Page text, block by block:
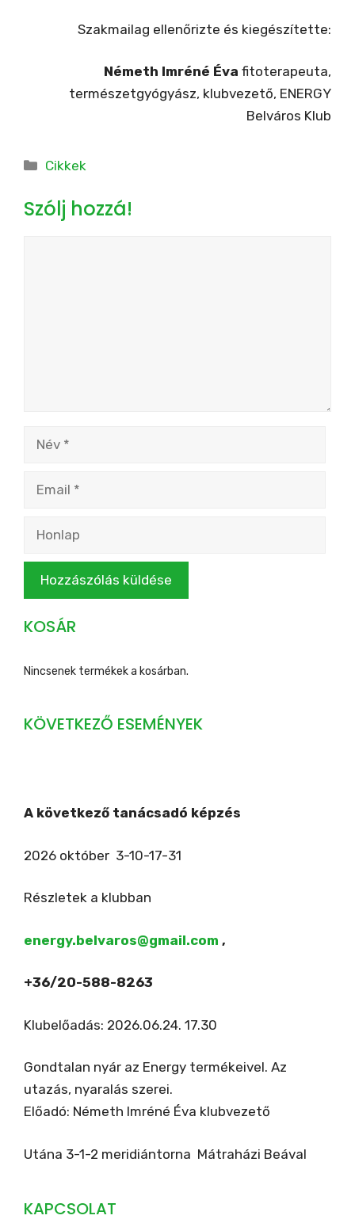
Szakmailag ellenőrizte és kiegészítette:
Németh Imréné Éva fitoterapeuta,
természetgyógyász, klubvezető, ENERGY
Belváros Klub
Kategória
Cikkek
Szólj hozzá!
Név
Email
Honlap
KOSÁR
Nincsenek termékek a kosárban.
KÖVETKEZŐ ESEMÉNYEK
A következő tanácsadó képzés
2026 október 3-10-17-31
Részletek a klubban
energy.belvaros@gmail.com ,
+36/20-588-8263
Klubelőadás: 2026.06.24. 17.30
Gondtalan nyár az Energy termékeivel. Az
utazás, nyaralás szerei.
Előadó: Németh Imréné Éva klubvezető
Utána 3-1-2 meridiántorna Mátraházi Beával
KAPCSOLAT